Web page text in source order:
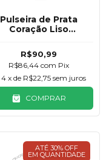
Pulseira de Prata
Coração Liso
R$90,99
R$86,44com Pix
4 x de R$22,75 sem juros
COMPRAR
ATÉ 30% OFF
EM QUANTIDADE